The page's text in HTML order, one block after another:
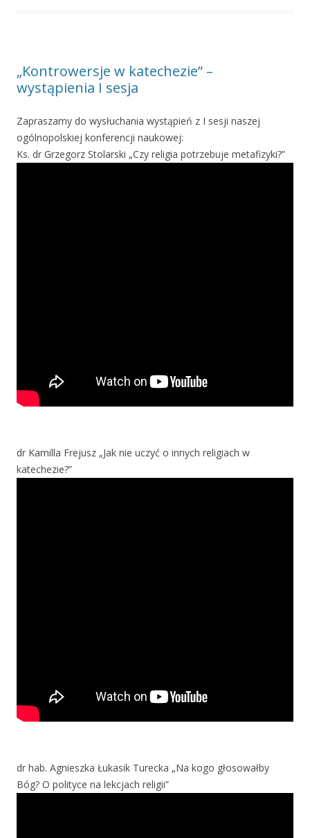
„Kontrowersje w katechezie” –
wystąpienia I sesja
Zapraszamy do wysłuchania wystąpień z I sesji naszej
ogólnopolskiej konferencji naukowej:
Ks. dr Grzegorz Stolarski „Czy religia potrzebuje metafizyki?”
dr Kamilla Frejusz „Jak nie uczyć o innych religiach w
katechezie?”
dr hab. Agnieszka Łukasik Turecka „Na kogo głosowałby
Bóg? O polityce na lekcjach religii”